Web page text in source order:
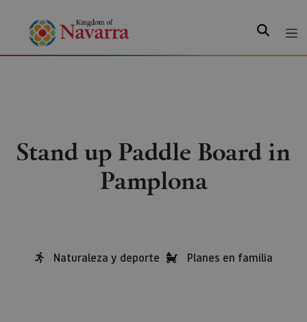
Search
Stand up Paddle Board in
Pamplona
Naturaleza y deporte Planes en familia